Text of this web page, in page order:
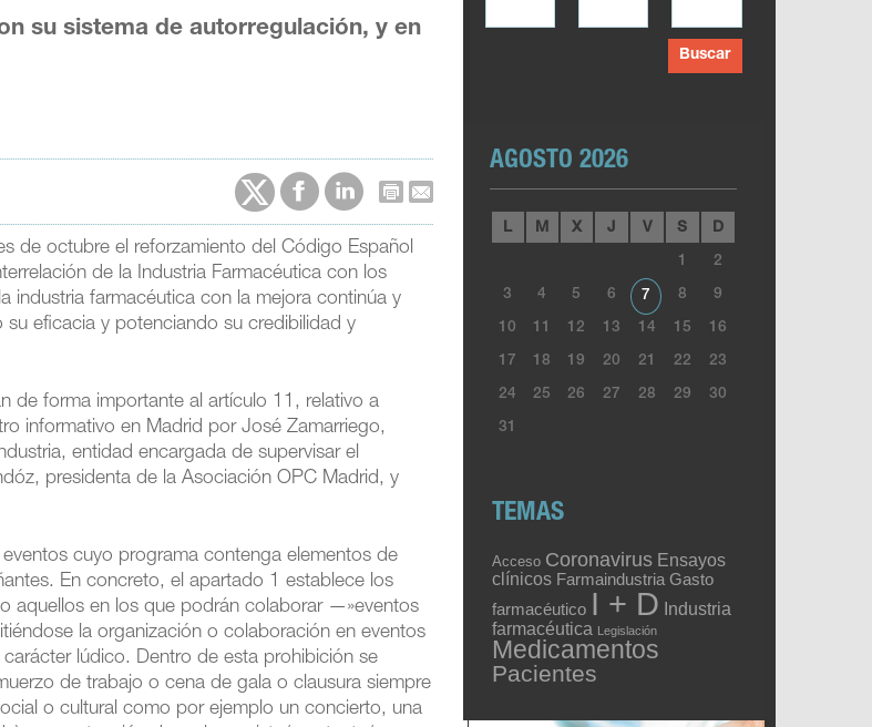
su sistema de autorregulación, y en
de octubre el reforzamiento del Código Español
de la Industria Farmacéutica con los
industria farmacéutica con la mejora continúa y
eficacia y potenciando su credibilidad y
de forma importante al artículo 11, relativo a
informativo en Madrid por José Zamarriego,
entidad encargada de supervisar el
presidenta de la Asociación OPC Madrid, y
cuyo programa contenga elementos de
En concreto, el apartado 1 establece los
aquellos en los que podrán colaborar —»eventos
la organización o colaboración en eventos
lúdico. Dentro de esta prohibición se
de trabajo o cena de gala o clausura siempre
o cultural como por ejemplo un concierto, una
Buscar
AGOSTO 2026
L M X J V S D
1 2
3 4 5 6 7 8 9
10 11 12 13 14 15 16
17 18 19 20 21 22 23
24 25 26 27 28 29 30
31
TEMAS
Acceso Coronavirus Ensayos
clínicos Farmaindustria Gasto
farmacéutico I + D Industria
farmacéutica Legislación
Medicamentos
Pacientes